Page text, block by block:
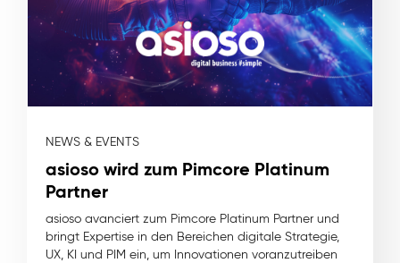
NEWS & EVENTS
asioso wird zum Pimcore Platinum
Partner
asioso avanciert zum Pimcore Platinum Partner und
bringt Expertise in den Bereichen digitale Strategie,
UX, KI und PIM ein, um Innovationen voranzutreiben